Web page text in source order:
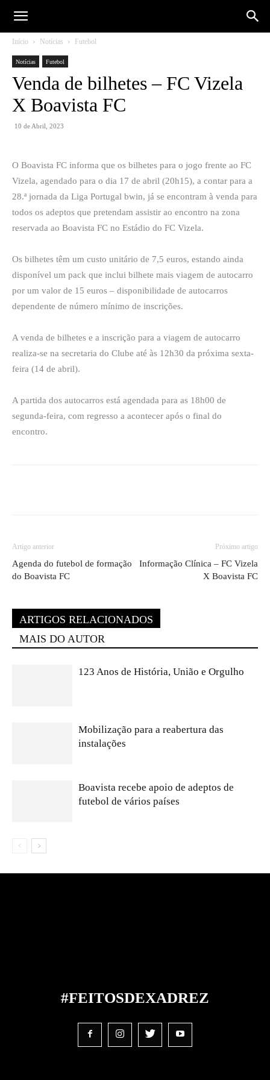
Início Notícias Futebol
Notícias Futebol
Venda de bilhetes – FC Vizela
X Boavista FC
10 de Abril, 2023
O Boavista FC informa que os bilhetes para o jogo frente ao FC
Vizela, agendado para o dia 17 de abril (20h15), a contar para a
28.ª jornada da Liga Portugal bwin, já se encontram à venda para
todos os adeptos que pretendam assistir ao encontro na zona
reservada ao Boavista FC no Estádio do FC Vizela.
Os bilhetes têm um custo unitário de 7,5 euros, estando ainda
disponível um pack que inclui bilhete mais viagem de autocarro
por um valor de 15 euros – disponibilidade de autocarros
dependente de número mínimo de inscrições.
A venda de bilhetes e a inscrição para a viagem de autocarro
realiza-se na secretaria do Clube até às 12h30 da próxima sexta-
feira (14 de abril).
A partida dos autocarros está agendada para as 18h00 de
segunda-feira, com regresso a acontecer após o final do
encontro.
Artigo anterior
Agenda do futebol de formação
do Boavista FC
Próximo artigo
Informação Clínica – FC Vizela
X Boavista FC
ARTIGOS RELACIONADOS
MAIS DO AUTOR
123 Anos de História, União e Orgulho
Mobilização para a reabertura das
instalações
Boavista recebe apoio de adeptos de
futebol de vários países
#FEITOSDEXADREZ